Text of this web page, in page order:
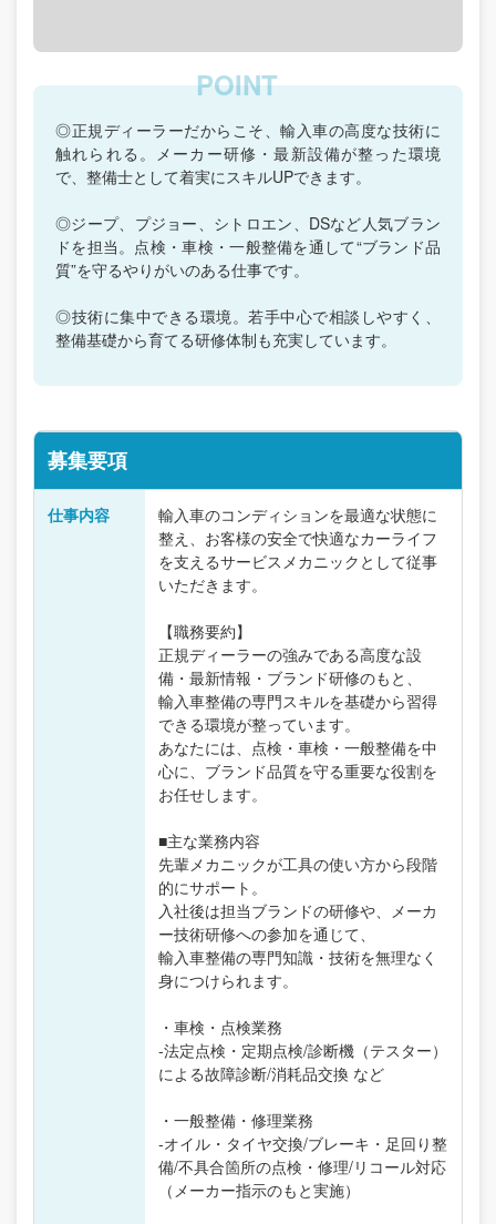
◎正規ディーラーだからこそ、輸入車の高度な技術に
触れられる。メーカー研修・最新設備が整った環境
で、整備士として着実にスキルUPできます。
◎ジープ、プジョー、シトロエン、DSなど人気ブラン
ドを担当。点検・車検・一般整備を通して“ブランド品
質”を守るやりがいのある仕事です。
◎技術に集中できる環境。若手中心で相談しやすく、
整備基礎から育てる研修体制も充実しています。
募集要項
仕事内容
輸入車のコンディションを最適な状態に
整え、お客様の安全で快適なカーライフ
を支えるサービスメカニックとして従事
いただきます。
【職務要約】
正規ディーラーの強みである高度な設
備・最新情報・ブランド研修のもと、
輸入車整備の専門スキルを基礎から習得
できる環境が整っています。
あなたには、点検・車検・一般整備を中
心に、ブランド品質を守る重要な役割を
お任せします。
■主な業務内容
先輩メカニックが工具の使い方から段階
的にサポート。
入社後は担当ブランドの研修や、メーカ
ー技術研修への参加を通じて、
輸入車整備の専門知識・技術を無理なく
身につけられます。
・車検・点検業務
-法定点検・定期点検/診断機（テスター）
による故障診断/消耗品交換 など
・一般整備・修理業務
-オイル・タイヤ交換/ブレーキ・足回り整
備/不具合箇所の点検・修理/リコール対応
（メーカー指示のもと実施）